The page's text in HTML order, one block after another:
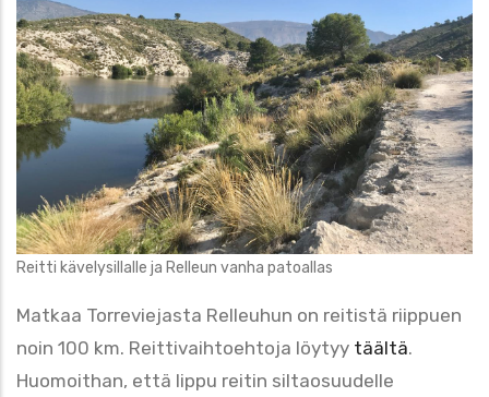
Reitti kävelysillalle ja Relleun vanha patoallas
Matkaa Torreviejasta Relleuhun on reitistä riippuen
noin 100 km. Reittivaihtoehtoja löytyy täältä.
Huomoithan, että lippu reitin siltaosuudelle